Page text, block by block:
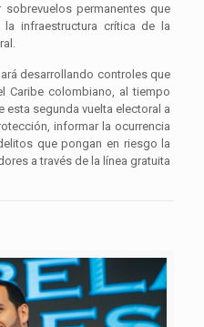
permanentes que
infraestructura crítica de la
desarrollando controles que
Caribe colombiano, al tiempo
esta segunda vuelta electoral a
informar la ocurrencia
que pongan en riesgo la
a través de la línea gratuita